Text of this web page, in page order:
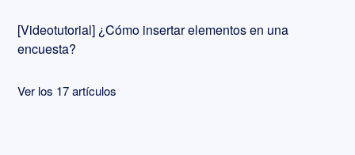
[Videotutorial] ¿Cómo insertar elementos en una
encuesta?
Ver los 17 artículos